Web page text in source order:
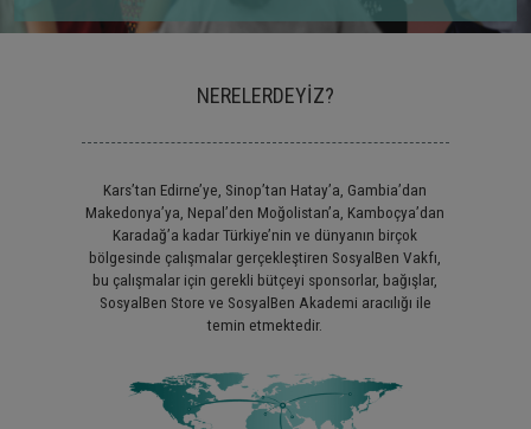
NERELERDEYİZ?
Kars’tan Edirne’ye, Sinop’tan Hatay’a, Gambia’dan
Makedonya’ya, Nepal’den Moğolistan’a, Kamboçya’dan
Karadağ’a kadar Türkiye’nin ve dünyanın birçok
bölgesinde çalışmalar gerçekleştiren SosyalBen Vakfı,
bu çalışmalar için gerekli bütçeyi sponsorlar, bağışlar,
SosyalBen Store ve SosyalBen Akademi aracılığı ile
temin etmektedir.